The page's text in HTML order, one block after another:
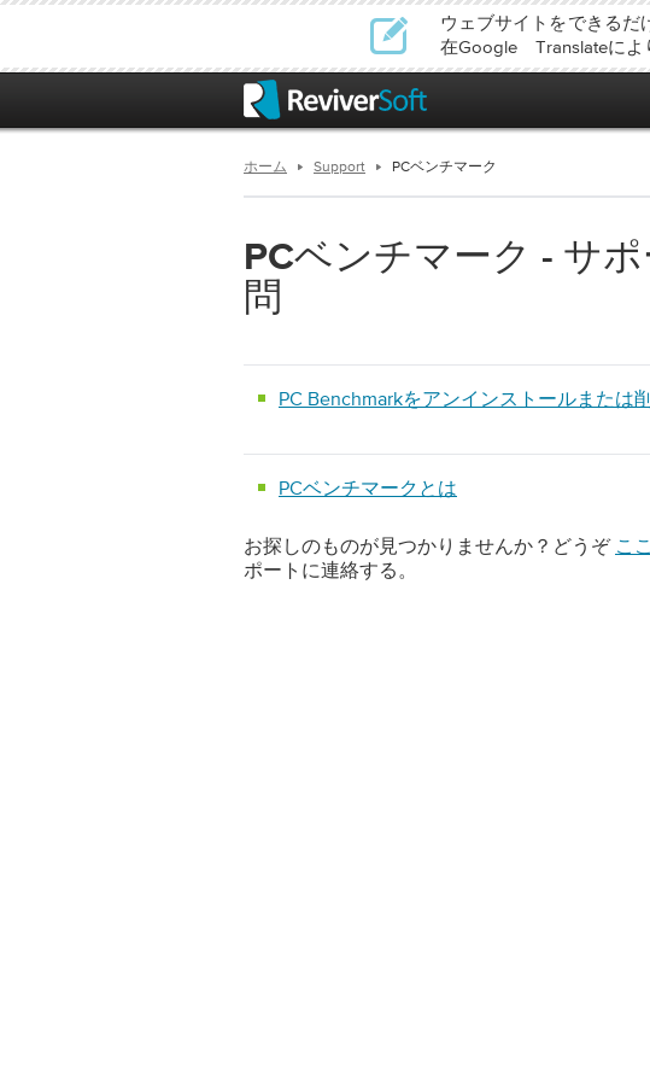
ウェブサイトをできるだ
在Google Translateによ
ホーム Support PCベンチマーク
PCベンチマーク - サ
問
PC Benchmarkをアンインストールまたは
PCベンチマークとは
お探しのものが見つかりませんか？どうぞ こ
ポートに連絡する。